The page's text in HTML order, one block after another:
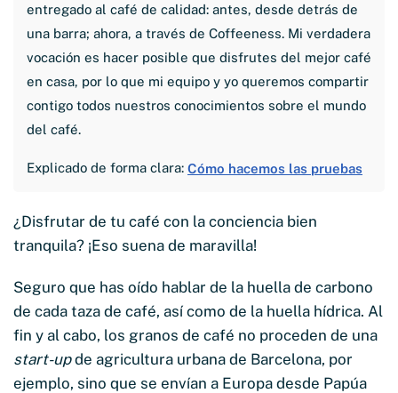
entregado al café de calidad: antes, desde detrás de
una barra; ahora, a través de Coffeeness. Mi verdadera
vocación es hacer posible que disfrutes del mejor café
en casa, por lo que mi equipo y yo queremos compartir
contigo todos nuestros conocimientos sobre el mundo
del café.
Explicado de forma clara: Cómo hacemos las pruebas
¿Disfrutar de tu café con la conciencia bien
tranquila? ¡Eso suena de maravilla!
Seguro que has oído hablar de la huella de carbono
de cada taza de café, así como de la huella hídrica. Al
fin y al cabo, los granos de café no proceden de una
start-upde agricultura urbana de Barcelona, por
ejemplo, sino que se envían a Europa desde Papúa